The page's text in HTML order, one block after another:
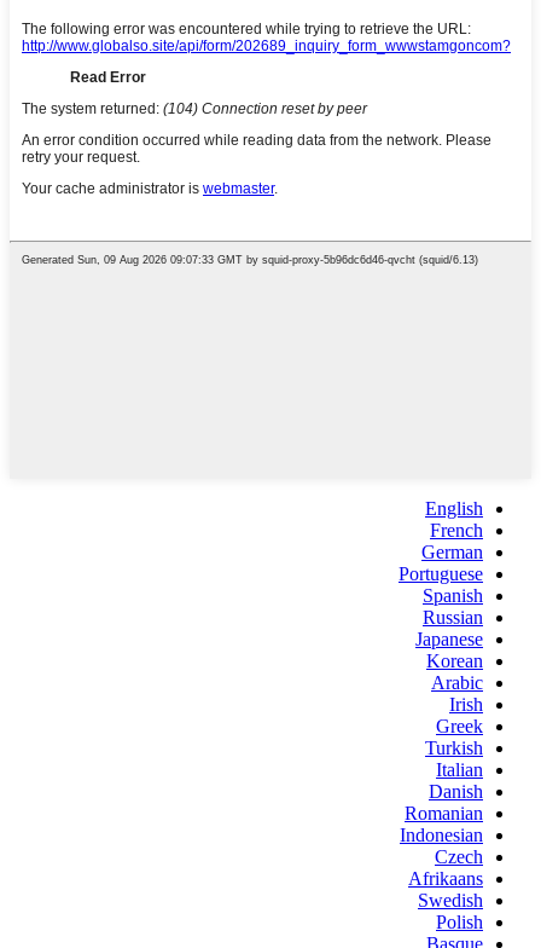
English
French
German
Portuguese
Spanish
Russian
Japanese
Korean
Arabic
Irish
Greek
Turkish
Italian
Danish
Romanian
Indonesian
Czech
Afrikaans
Swedish
Polish
Basque